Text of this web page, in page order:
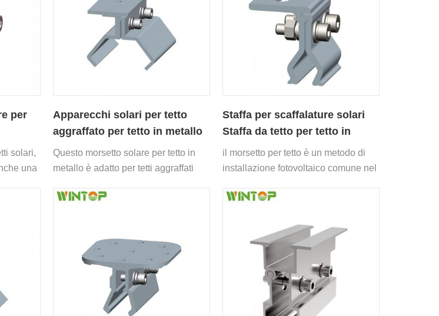
per
solari,
una
Apparecchi solari per tetto
aggraffato per tetto in metallo
Questo morsetto solare per tetto in
metallo è adatto per tetti aggraffati
Staffa per scaffalature solari
Staffa da tetto per tetto in
metallo
il morsetto per tetto è un metodo di
installazione fotovoltaico comune nel
acciaio di vari colori, grandi
fotovoltaiche per ortaggi, ecc.